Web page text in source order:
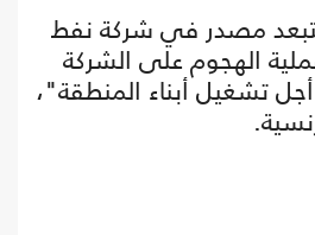
مصدر في شركة نفط
الهجوم على الشركة
أجل تشغيل أبناء المنطقة"،